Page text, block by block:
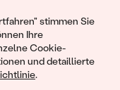
stimmen Sie
Ihre
Cookie-
und detaillierte
.